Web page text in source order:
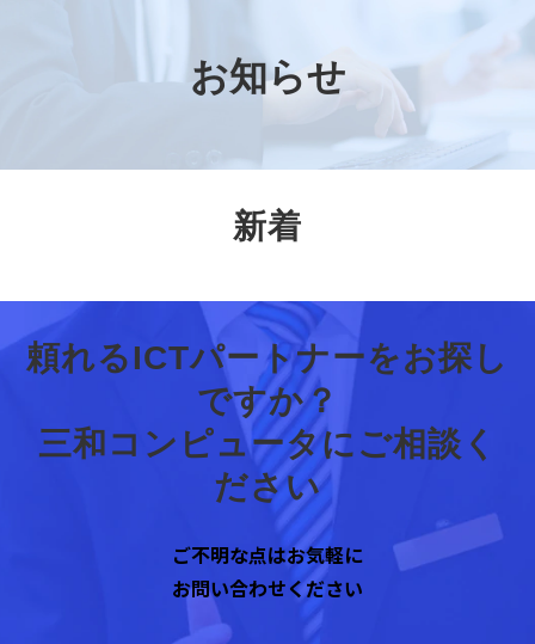
お知らせ
新着
頼れるICTパートナーをお探し
ですか？
三和コンピュータにご相談く
ださい
ご不明な点はお気軽に
お問い合わせください